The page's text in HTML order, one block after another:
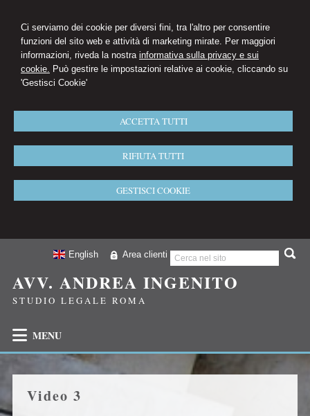
Ci serviamo dei cookie per diversi fini, tra l'altro per consentire
funzioni del sito web e attività di marketing mirate. Per maggiori
informazioni, riveda la nostra informativa sulla privacy e sui
cookie. Può gestire le impostazioni relative ai cookie, cliccando su
'Gestisci Cookie'
ACCETTA TUTTI
RIFIUTA TUTTI
GESTISCI COOKIE
Area clienti
English
AVV. ANDREA INGENITO
STUDIO LEGALE ROMA
MENU
Video 3